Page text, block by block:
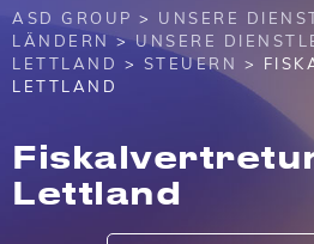
ASD GROUP > UNSERE
LÄNDERN >UNSERE
LETTLAND > STEUERN >
LETTLAND
Lettland